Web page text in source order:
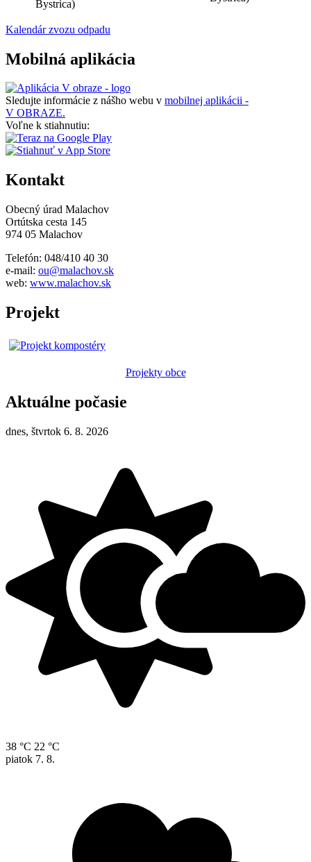
Bystrica)
Kalendár zvozu odpadu
Mobilná aplikácia
Sledujte informácie z nášho webu v mobilnej aplikácii -
V OBRAZE.
Voľne k stiahnutiu:
Kontakt
Obecný úrad Malachov
Ortútska cesta 145
974 05 Malachov
Telefón: 048/410 40 30
e-mail: ou@malachov.sk
web: www.malachov.sk
Projekt
Projekty obce
Aktuálne počasie
dnes, štvrtok 6. 8. 2026
38 °C 22 °C
piatok 7. 8.